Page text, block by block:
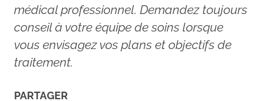
médical professionnel. Demandez toujours
conseil à votre équipe de soins lorsque
vous envisagez vos plans et objectifs de
traitement.
PARTAGER